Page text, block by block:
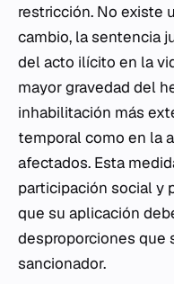
restricción. No existe
cambio, la sentencia
del acto ilícito en la
mayor gravedad del
inhabilitación más
temporal como en la
afectados. Esta
participación social y
que su aplicación
desproporciones que
sancionador.